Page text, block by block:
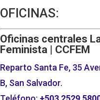
OFICINAS:
Oficinas centrales
Feminista | CCFEM
Reparto Santa Fe, 35
B, San Salvador.